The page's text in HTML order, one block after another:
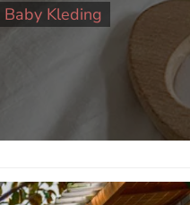
Baby Kleding